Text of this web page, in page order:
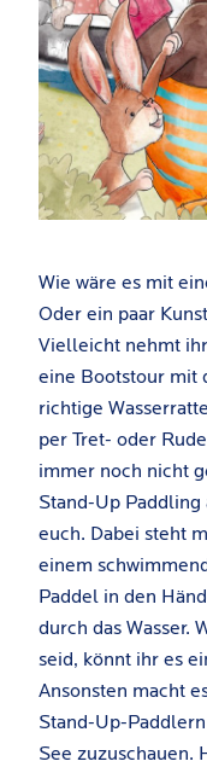
Wie wäre es mit
Oder ein paar
Vielleicht nehmt
eine Bootstour mit
richtige
per Tret- oder
immer noch nicht
Stand-Up
euch. Dabei steht
einem
Paddel in den
durch das Wasser.
seid, könnt ihr es
Ansonsten macht
Stand-Up-
See zuzuschauen.